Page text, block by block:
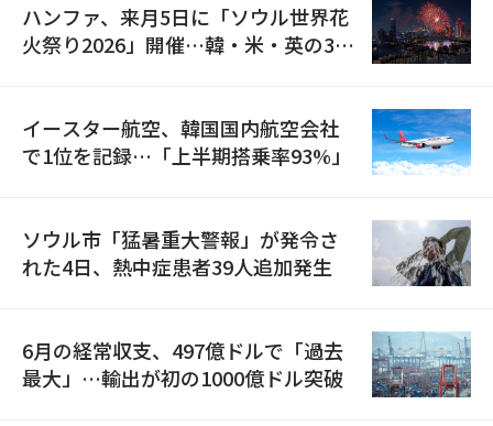
ハンファ、来月5日に「ソウル世界花
火祭り2026」開催…韓・米・英の3カ
イースター航空、韓国国内航空会社
で1位を記録…「上半期搭乗率93%」
ソウル市「猛暑重大警報」が発令さ
れた4日、熱中症患者39人追加発生
6月の経常収支、497億ドルで「過去
最大」…輸出が初の1000億ドル突破